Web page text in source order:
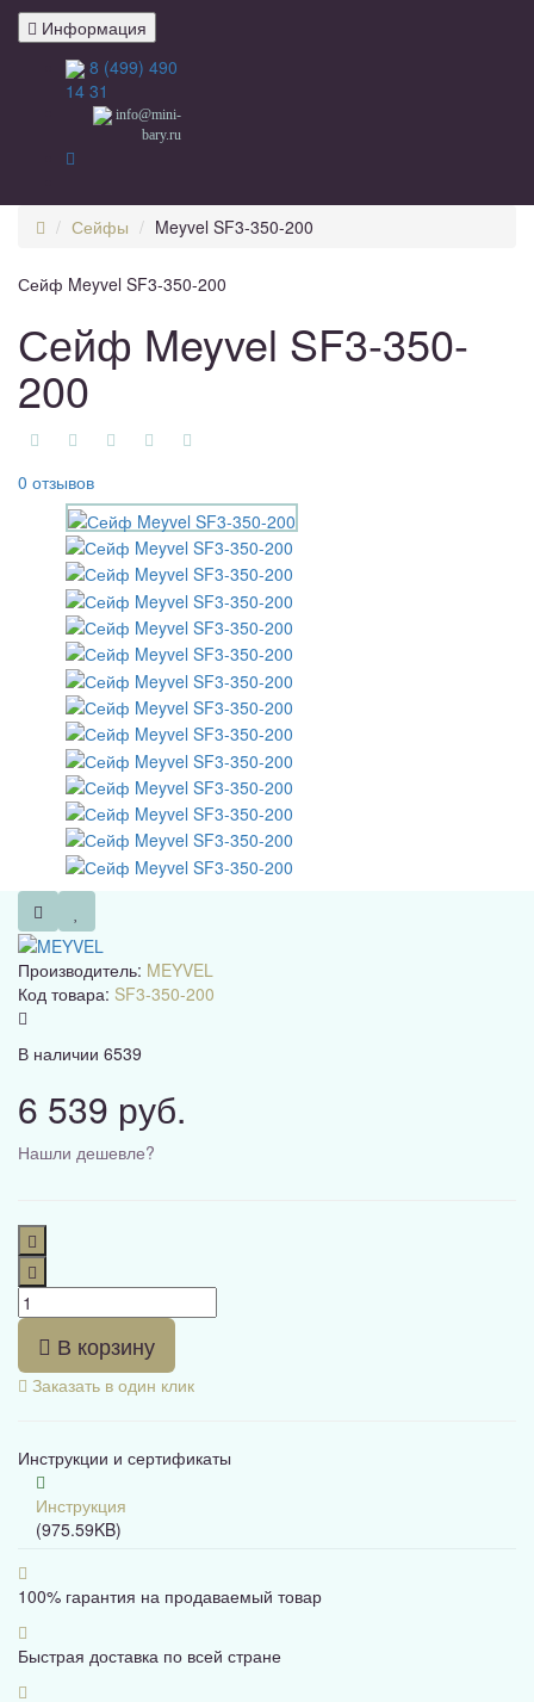
Информация
8 (499) 490
14 31
info@mini-
bary.ru
Сейфы Meyvel SF3-350-200
Сейф Meyvel SF3-350-200
Сейф Meyvel SF3-350-
200
0 отзывов
Производитель: MEYVEL
Код товара: SF3-350-200
В наличии 6539
6 539 руб.
Нашли дешевле?
В корзину
Заказать в один клик
Инструкции и сертификаты
Инструкция
(975.59KB)
100% гарантия на продаваемый товар
Быстрая доставка по всей стране